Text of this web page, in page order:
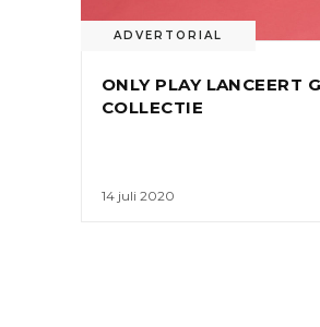
ADVERTORIAL
ONLY PLAY LANCEERT
COLLECTIE
14 juli 2020